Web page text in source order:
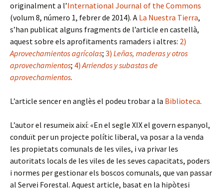
originalment a l’International Journal of the Commons
(volum 8, número 1, febrer de 2014). A La Nuestra Tierra,
s’han publicat alguns fragments de l’article en castellà,
aquest sobre els aprofitaments ramaders i altres: 2)
Aprovechamientos agrícolas; 3) Leñas, maderas y otros
aprovechamientos; 4)Arriendos y subastas de
aprovechamientos.
L’article sencer en anglès el podeu trobar a la Biblioteca.
L’autor el resumeix així: «En el segle XIX el govern espanyol,
conduït per un projecte polític liberal, va posar a la venda
les propietats comunals de les viles, i va privar les
autoritats locals de les viles de les seves capacitats, poders
i normes per gestionar els boscos comunals, que van passar
al Servei Forestal. Aquest article, basat en la hipòtesi